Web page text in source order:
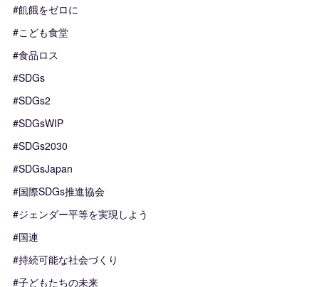
#飢餓をゼロに
#こども食堂
#食品ロス
#SDGs
#SDGs2
#SDGsWIP
#SDGs2030
#SDGsJapan
#国際SDGs推進協会
#ジェンダー平等を実現しよう
#国連
#持続可能な社会づくり
#子どもたちの未来